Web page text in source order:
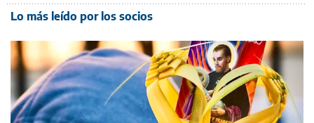
Lo más leído por los socios